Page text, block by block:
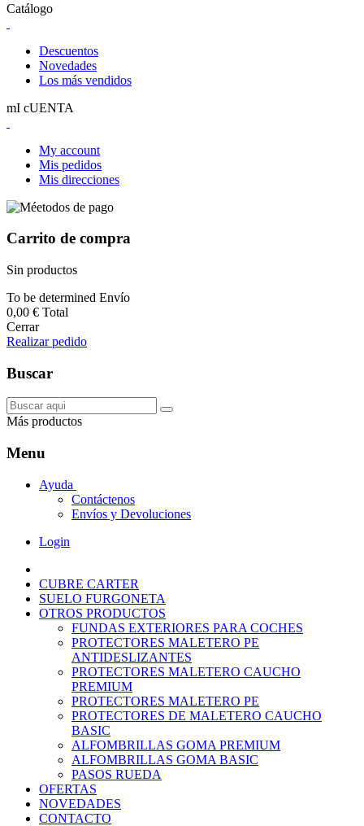
Catálogo
Descuentos
Novedades
Los más vendidos
mI cUENTA
My account
Mis pedidos
Mis direcciones
Carrito de compra
Sin productos
To be determined Envío
0,00 € Total
Cerrar
Realizar pedido
Buscar
Más productos
Menu
Ayuda
Contáctenos
Envíos y Devoluciones
Login
CUBRE CARTER
SUELO FURGONETA
OTROS PRODUCTOS
FUNDAS EXTERIORES PARA COCHES
PROTECTORES MALETERO PE
ANTIDESLIZANTES
PROTECTORES MALETERO CAUCHO
PREMIUM
PROTECTORES MALETERO PE
PROTECTORES DE MALETERO CAUCHO
BASIC
ALFOMBRILLAS GOMA PREMIUM
ALFOMBRILLAS GOMA BASIC
PASOS RUEDA
OFERTAS
NOVEDADES
CONTACTO